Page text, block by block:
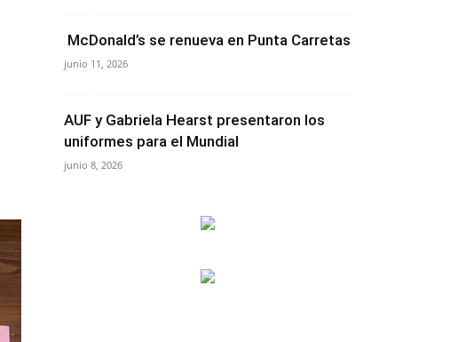
McDonald’s se renueva en Punta Carretas
junio 11, 2026
AUF y Gabriela Hearst presentaron los
uniformes para el Mundial
junio 8, 2026